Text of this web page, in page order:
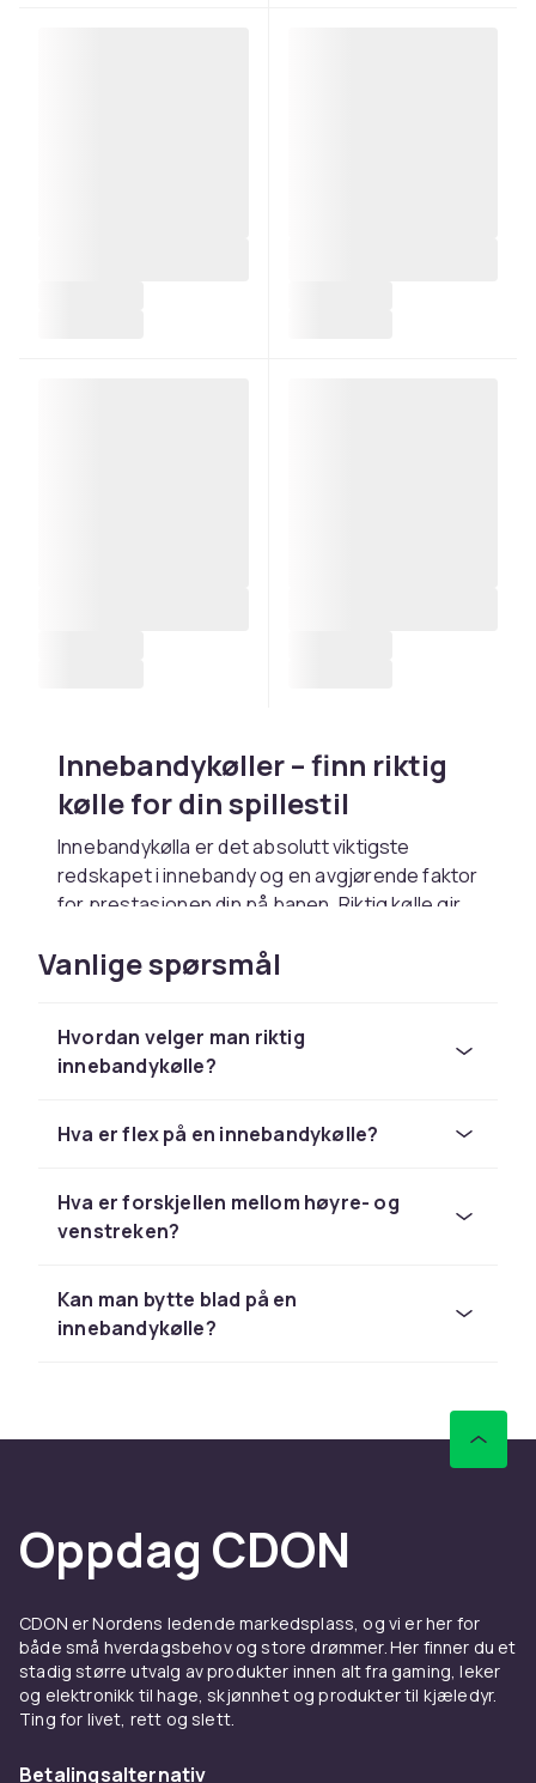
Innebandykøller – finn riktig
kølle for din spillestil
Innebandykølla er det absolutt viktigste
redskapet i innebandy og en avgjørende faktor
for prestasjonen din på banen. Riktig kølle gir
raskere ballhåndtering. En innebandykølle
består av et skaft og et blad, og begge
kølla passer din spillestil og posisjon. Hos
CDON finner du innebandykøller for alle nivåer,
Se hele sortimentet av innebandykøller i vår
Exel, Salming, Zone, Fatpipe og flere.
Skaftets flex – hvor mye det bøyer seg – er en
av de viktigste egenskapene. Flex måles i tall,
erfarne spillere. Mykere skaft (32–36) gir mer
dynamikk i skuddene og passer nybegynnere
og yngre spillere. Køllens lengde bør tilpasses
navelhøyde. Barn bruker kortere køller i
juniorstørrelser.
Blad, krok og ferdigbygget vs.
komponentkølle
Bladets hardhet og form påvirker
ballkontrollen. Harde blad passer
teknikspillere. Se vår
Vanlige spørsmål
Hvordan velger man riktig
innebandykølle?
Hva er flex på en innebandykølle?
Hva er forskjellen mellom høyre- og
venstreken?
Kan man bytte blad på en
innebandykølle?
Oppdag CDON
CDON er Nordens ledende markedsplass, og vi er her for
både små hverdagsbehov og store drømmer. Her finner du et
stadig større utvalg av produkter innen alt fra gaming, leker
og elektronikk til hage, skjønnhet og produkter til kjæledyr.
Ting for livet, rett og slett.
Betalingsalternativ